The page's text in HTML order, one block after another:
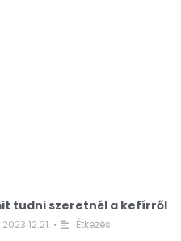
tudni szeretnél a kefírről
2023.12.21. • Étkezés